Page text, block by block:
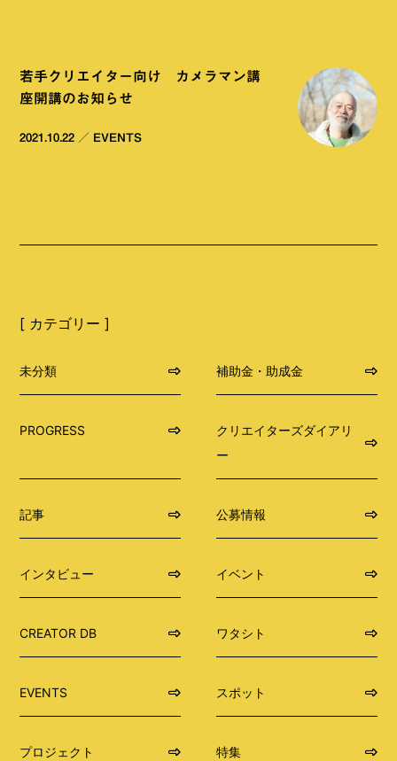
若手クリエイター向け カメラマン講
座開講のお知らせ
2021.10.22 ／ EVENTS
[ カテゴリー ]
未分類 補助金・助成金
PROGRESS
クリエイターズダイアリ
ー
記事 公募情報
インタビュー イベント
CREATOR DB ワタシト
EVENTS スポット
プロジェクト 特集